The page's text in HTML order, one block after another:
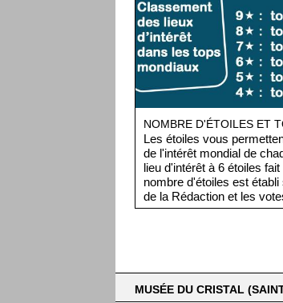
NOMBRE D'ÉTOILES ET
Les étoiles vous
de l'intérêt mondial de
lieu d'intérêt à 6 étoiles
nombre d'étoiles est
de la Rédaction et les
MUSÉE DU CRISTAL